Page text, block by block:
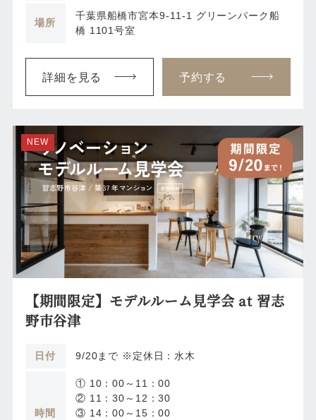
場所
千葉県船橋市宮本9-11-1 グリーンパーク船
橋 1101号室
詳細を見る 予約する
NEW
【期間限定】モデルルーム見学会 at 習志
野市谷津
日付 9/20まで ※定休日：水木
時間
① 10：00～11：00
② 11：30～12：30
③ 14：00～15：00